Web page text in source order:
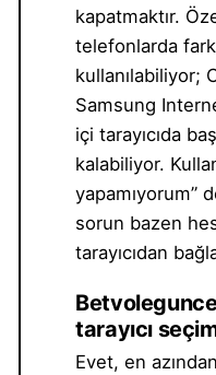
kapatmaktır.
telefonlarda
kullanılabiliyor;
Samsung
içi tarayıcıda
kalabiliyor.
yapamıyorum”
sorun bazen
tarayıcıdan
tarayıcı
Evet, en